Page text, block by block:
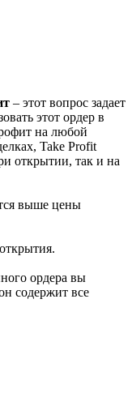
– этот вопрос задает
этот ордер в
на любой
Take Profit
открытии, так и на
выше цены
ордера вы
содержит все